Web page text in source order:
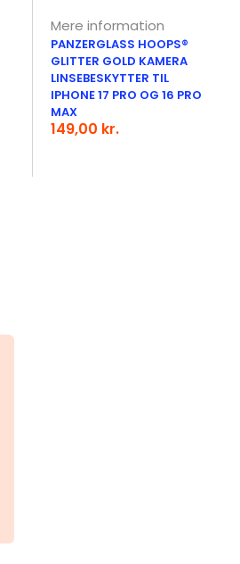
Mere information
PANZERGLASS HOOPS®
GLITTER GOLD KAMERA
LINSEBESKYTTER TIL
IPHONE 17 PRO OG 16 PRO
MAX
149,00 kr.